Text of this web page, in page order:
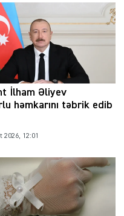
İlham Əliyev
həmkarını təbrik edib
2026, 12:01